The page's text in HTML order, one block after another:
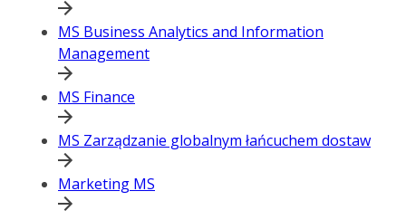
MS Business Analytics and Information
Management
MS Finance
MS Zarządzanie globalnym łańcuchem dostaw
Marketing MS